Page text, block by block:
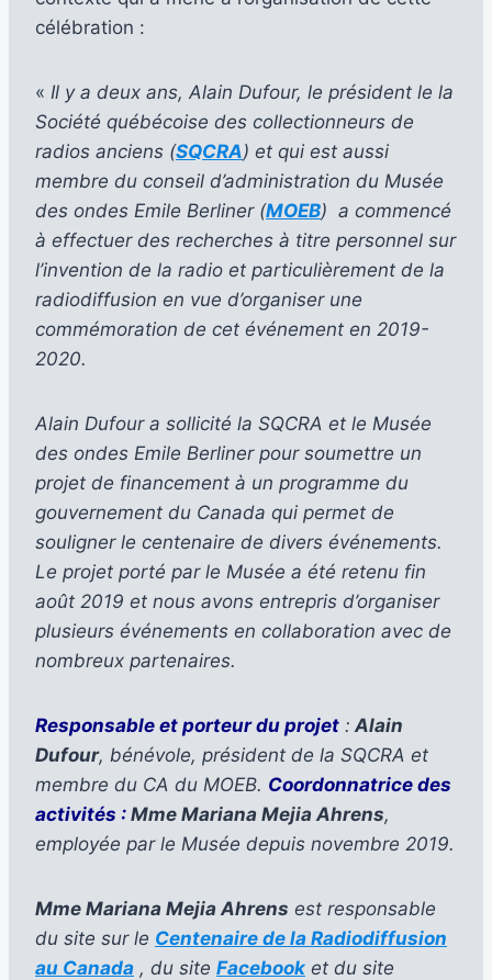
célébration :
« Il y a deux ans, Alain Dufour, le président le la
Société québécoise des collectionneurs de
radios anciens (SQCRA) et qui est aussi
membre du conseil d’administration du Musée
des ondes Emile Berliner (MOEB) a commencé
à effectuer des recherches à titre personnel sur
l’invention de la radio et particulièrement de la
radiodiffusion en vue d’organiser une
commémoration de cet événement en 2019-
2020.
Alain Dufour a sollicité la SQCRA et le Musée
des ondes Emile Berliner pour soumettre un
projet de financement à un programme du
gouvernement du Canada qui permet de
souligner le centenaire de divers événements.
Le projet porté par le Musée a été retenu fin
août 2019 et nous avons entrepris d’organiser
plusieurs événements en collaboration avec de
nombreux partenaires.
Responsable et porteur du projet : Alain
Dufour, bénévole, président de la SQCRA et
membre du CA du MOEB. Coordonnatrice des
activités : Mme Mariana Mejia Ahrens,
employée par le Musée depuis novembre 2019.
Mme Mariana Mejia Ahrens est responsable
du site sur le Centenaire de la Radiodiffusion
au Canada , du site Facebook et du site